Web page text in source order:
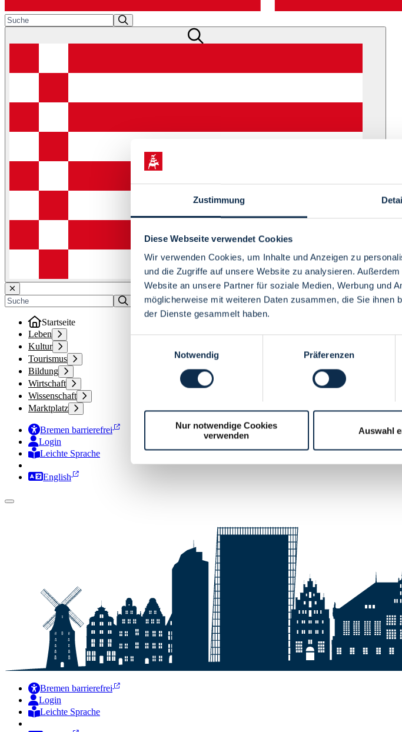
Zustimmung
Diese Webseite verwendet Cookies
Wir verwenden Cookies, um Inhalte und Anzeigen zu
und die Zugriffe auf unsere Website zu analysieren.
Website an unsere Partner für soziale Medien, Werbung und
möglicherweise mit weiteren Daten zusammen, die Sie ihnen
der Dienste gesammelt haben.
Notwendig
Präferenzen
Nur notwendige Cookies
verwenden
Auswahl
Menü
Startseite
Leben
Kultur
Tourismus
Bildung
Wirtschaft
Wissenschaft
Marktplatz
Bremen barrierefrei
Login
Leichte Sprache
Zur Deutschen Gebärdensprache
English
Bremen barrierefrei
Login
Leichte Sprache